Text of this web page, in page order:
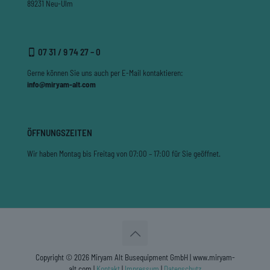
89231 Neu-Ulm
07 31 / 9 74 27 – 0
Gerne können Sie uns auch per E-Mail kontaktieren:
info@miryam-alt.com
ÖFFNUNGSZEITEN
Wir haben Montag bis Freitag von 07:00 – 17:00 für Sie geöffnet.
Copyright © 2026 Miryam Alt Busequipment GmbH | www.miryam-